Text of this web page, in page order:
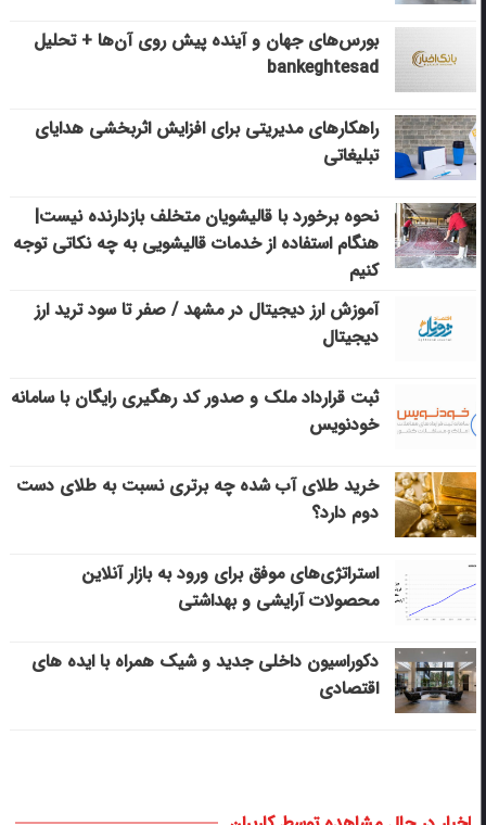
بورس‌های جهان و آینده پیش روی آن‌ها + تحلیل
bankeghtesad
راهکارهای مدیریتی برای افزایش اثربخشی هدایای
تبلیغاتی
نحوه برخورد با قالیشویان متخلف بازدارنده نیست|
هنگام استفاده از خدمات قالیشویی به چه نکاتی توجه
کنیم
آموزش ارز دیجیتال در مشهد / صفر تا سود ترید ارز
دیجیتال
ثبت قرارداد ملک و صدور کد رهگیری رایگان با سامانه
خودنویس
خرید طلای آب شده چه برتری نسبت به طلای دست
دوم دارد؟
استراتژی‌های موفق برای ورود به بازار آنلاین
محصولات آرایشی و بهداشتی
دکوراسیون داخلی جدید و شیک همراه با ایده های
اقتصادی